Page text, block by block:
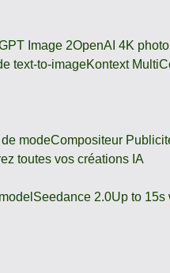
Image 2OpenAI 4K
text-to-imageKontext Multi
modeCompositeur
toutes vos créations IA
Seedance 2.0Up to 15s